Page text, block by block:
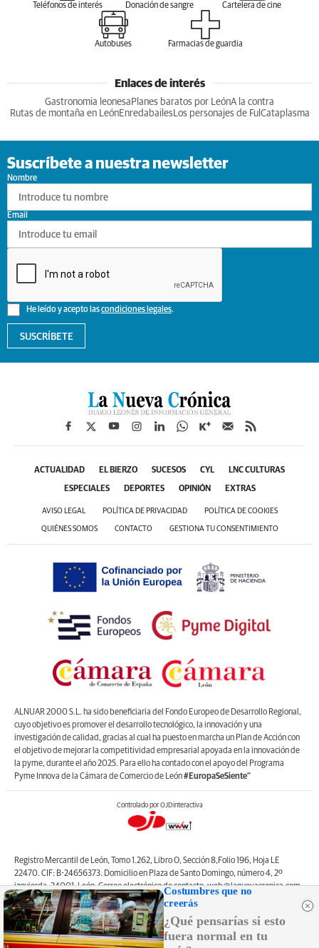
Teléfonos de interés Donación de sangre Cartelera de cine
Autobuses Farmacias de guardia
Enlaces de interés
Gastronomia leonesa Planes baratos por LeónA la contra
Rutas de montaña en LeónEnredabailesLos personajes de Ful Cataplasma
Suscríbete a nuestra newsletter
Nombre
He leído y acepto lascondiciones legales.
Email
SUSCRÍBETE
ACTUALIDAD EL BIERZO SUCESOS CYL LNC CULTURAS
ESPECIALES DEPORTES OPINIÓN EXTRAS
AVISO LEGAL POLÍTICA DE PRIVACIDAD POLÍTICA DE COOKIES
QUIÉNES SOMOS CONTACTO GESTIONA TU CONSENTIMIENTO
ALNUAR 2000 S.L. ha sido beneficiaria del Fondo Europeo de Desarrollo Regional,
cuyo objetivo es promover el desarrollo tecnológico, la innovación y una
investigación de calidad, gracias al cual ha puesto en marcha un Plan de Acción con
el objetivo de mejorar la competitividad empresarial apoyada en la innovación de
la pyme, durante el año 2025. Para ello ha contado con el apoyo del Programa
Pyme Innova de la Cámara de Comercio de León#EuropaSeSiente”
Controlado por OJDinteractiva
Registro Mercantil de León, Tomo 1.262, Libro O, Sección 8,Folio 196, Hoja LE
22470. CIF: B-24656373. Domicilio en Plaza de Santo Domingo, número 4, 2º
izquierda, 24001, León. Correo electrónico de contacto: web@lanuevacronica.com.
Copyright © ALNUAR 2000 S.L. (LA NUEVA CRÓNICA). Incluye contenidos de la
empresa, de empresas del grupo o de terceros.
Costumbres que no
creerás
¿Qué pensarías si esto
fuera normal en tu